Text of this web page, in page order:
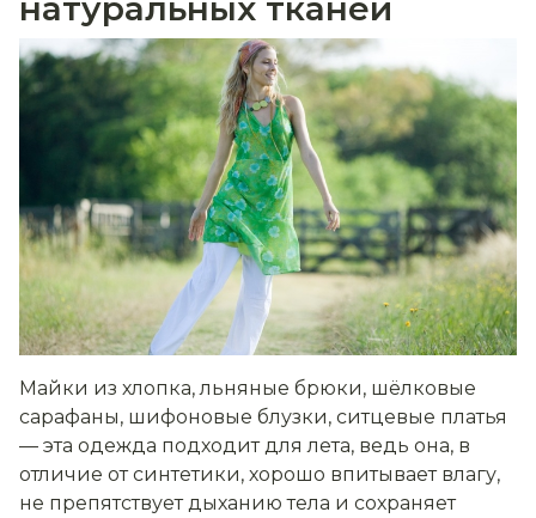
натуральных тканей
Майки из хлопка, льняные брюки, шёлковые
сарафаны, шифоновые блузки, ситцевые платья
— эта одежда подходит для лета, ведь она, в
отличие от синтетики, хорошо впитывает влагу,
не препятствует дыханию тела и сохраняет